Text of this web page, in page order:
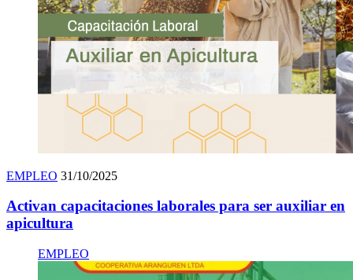
EMPLEO 31/10/2025
Activan capacitaciones laborales para ser auxiliar en
apicultura
EMPLEO